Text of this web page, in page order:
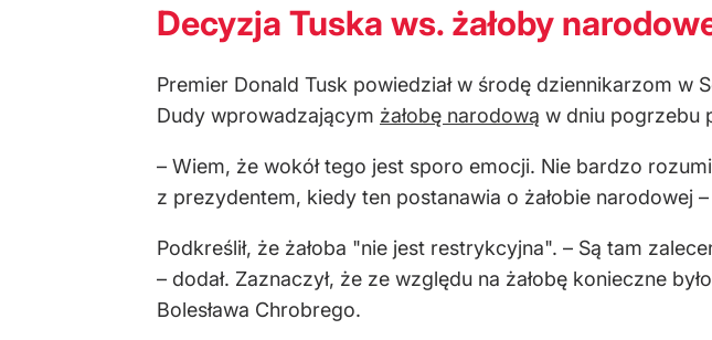
Decyzja Tuska ws. żałoby
Premier Donald Tusk powiedział w środę dziennikarzom
Dudy wprowadzającym żałobę narodową w dniu pogrzebu
– Wiem, że wokół tego jest sporo emocji. Nie bardzo
z prezydentem, kiedy ten postanawia o żałobie narodowej –
Podkreślił, że żałoba "nie jest restrykcyjna". – Są tam
– dodał. Zaznaczył, że ze względu na żałobę konieczne
Bolesława Chrobrego.